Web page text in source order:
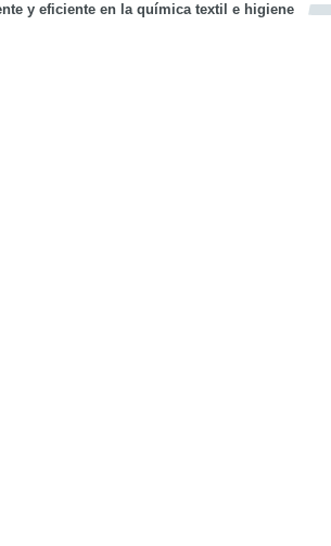
y eficiente en la química textil e higiene